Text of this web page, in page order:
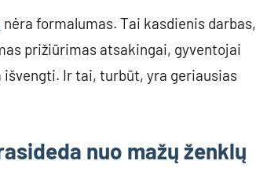
nėra formalumas. Tai kasdienis darbas,
prižiūrimas atsakingai, gyventojai
Ir tai, turbūt, yra geriausias
nuo mažų ženklų